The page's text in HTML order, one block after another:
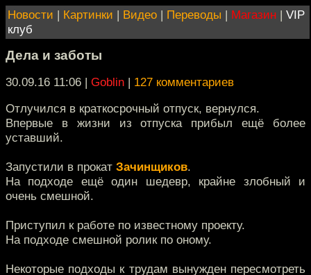
Новости | Картинки | Видео | Переводы | Магазин | VIP
клуб
Дела и заботы
30.09.16 11:06 | Goblin | 127 комментариев
Отлучился в краткосрочный отпуск, вернулся.
Впервые в жизни из отпуска прибыл ещё более
уставший.
Запустили в прокат Зачинщиков.
На подходе ещё один шедевр, крайне злобный и
очень смешной.
Приступил к работе по известному проекту.
На подходе смешной ролик по оному.
Некоторые подходы к трудам вынужден пересмотреть